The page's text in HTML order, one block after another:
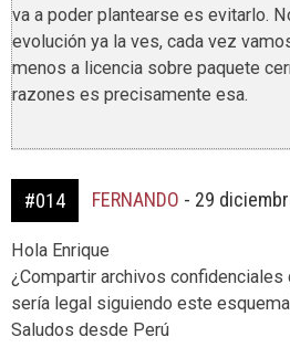
va a poder plantearse es evitarlo.
evolución ya la ves, cada vez
menos a licencia sobre paquete
razones es precisamente esa.
#014 FERNANDO - 29
Hola Enrique
¿Compartir archivos confidenciales
sería legal siguiendo este
Saludos desde Perú